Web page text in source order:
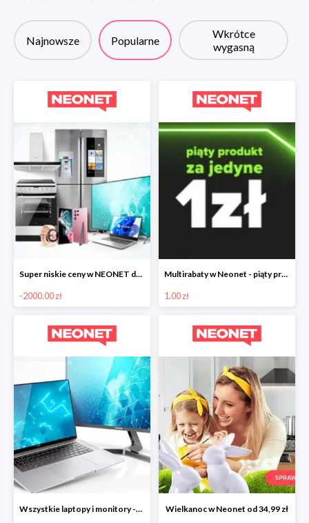
Najnowsze Popularne
Wkrótce
wygasną
Super niskie ceny w NEONET do -2000zł
-2000.00 zł
Multirabaty w Neonet - piąty produkt za 1 zł
1.00 zł
Wszystkie laptopy i monitory -15% Wielkanoc w Neonet od 34,99 zł